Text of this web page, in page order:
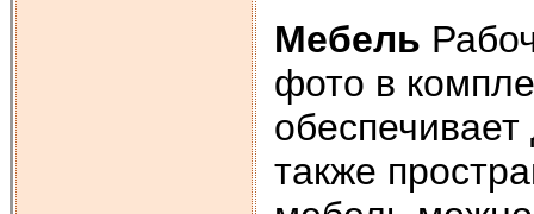
Мебель
фото в
также